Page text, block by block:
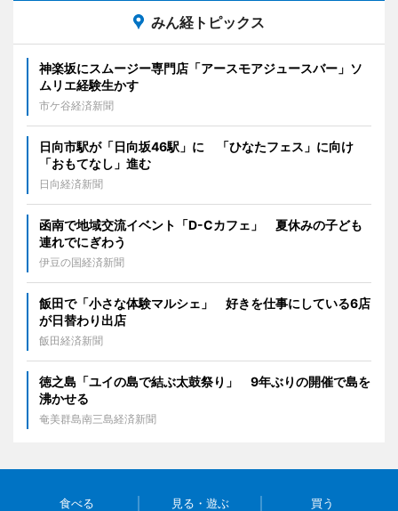
みん経トピックス
神楽坂にスムージー専門店「アースモアジュースバー」ソ
ムリエ経験生かす
市ケ谷経済新聞
日向市駅が「日向坂46駅」に 「ひなたフェス」に向け
「おもてなし」進む
日向経済新聞
函南で地域交流イベント「D-Cカフェ」 夏休みの子ども
連れでにぎわう
伊豆の国経済新聞
飯田で「小さな体験マルシェ」 好きを仕事にしている6店
が日替わり出店
飯田経済新聞
徳之島「ユイの島で結ぶ太鼓祭り」 9年ぶりの開催で島を
沸かせる
奄美群島南三島経済新聞
食べる 見る・遊ぶ 買う